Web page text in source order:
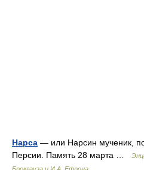
Нарса — или Нарсин мученик,
Персии. Память 28 марта …